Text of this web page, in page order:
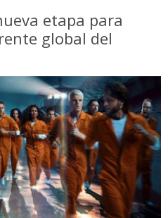
etapa para
global del